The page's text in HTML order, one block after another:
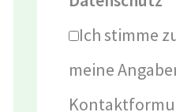
Ich stimme
meine